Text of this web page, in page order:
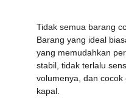
Tidak semua barang
Barang yang ideal
yang memudahkan
stabil, tidak terlalu
volumenya, dan
kapal.